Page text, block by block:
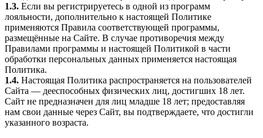
1.3. Если вы регистрируетесь в одной из программ
лояльности, дополнительно к настоящей Политике
применяются Правила соответствующей программы,
размещённые на Сайте. В случае противоречия между
Правилами программы и настоящей Политикой в части
обработки персональных данных применяется настоящая
Политика.
1.4. Настоящая Политика распространяется на пользователей
Сайта — дееспособных физических лиц, достигших 18 лет.
Сайт не предназначен для лиц младше 18 лет; предоставляя
нам свои данные через Сайт, вы подтверждаете, что достигли
указанного возраста.